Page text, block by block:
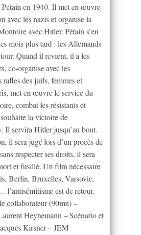
en 1940. Il met en œuvre
avec les nazis et organise la
avec Hitler. Pétain s’en
mois plus tard : les Allemands
Quand il revient, il a les
co-organise avec les
rafles des juifs, femmes et
met en œuvre le service du
combat les résistants et
la victoire de
Il servira Hitler jusqu’au bout.
il sera jugé lors d’un procès de
respecter ses droits, il sera
et fusillé. Un film nécessaire
Berlin, Bruxelles, Varsovie,
l’antisémitisme est de retour.
collaborateur (90mn) –
Heynemann – Scénario et
Kirsner – JEM